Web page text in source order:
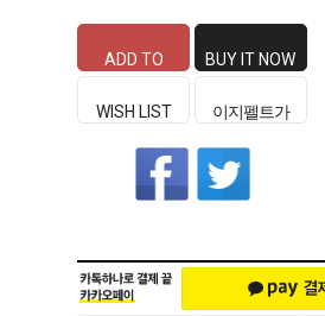
ADD TO
CART
BUY IT NOW
WISH LIST 이지펠트가
좋은 이유